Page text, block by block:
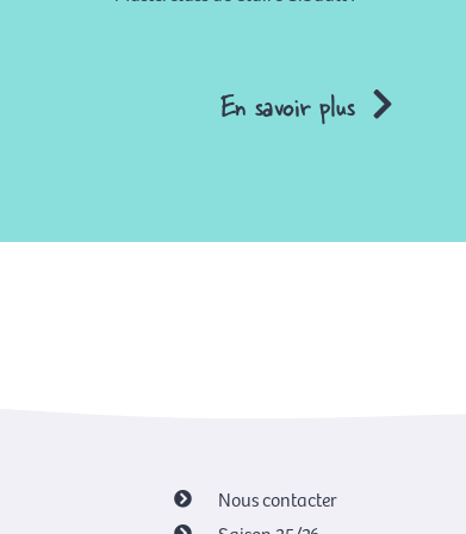
En savoir plus
Nous contacter